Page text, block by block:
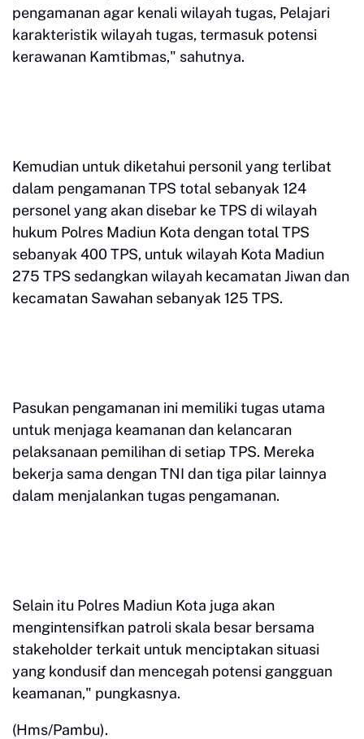
pengamanan agar kenali wilayah tugas, Pelajari
karakteristik wilayah tugas, termasuk potensi
kerawanan Kamtibmas," sahutnya.
Kemudian untuk diketahui personil yang terlibat
dalam pengamanan TPS total sebanyak 124
personel yang akan disebar ke TPS di wilayah
hukum Polres Madiun Kota dengan total TPS
sebanyak 400 TPS, untuk wilayah Kota Madiun
275 TPS sedangkan wilayah kecamatan Jiwan dan
kecamatan Sawahan sebanyak 125 TPS.
Pasukan pengamanan ini memiliki tugas utama
untuk menjaga keamanan dan kelancaran
pelaksanaan pemilihan di setiap TPS. Mereka
bekerja sama dengan TNI dan tiga pilar lainnya
dalam menjalankan tugas pengamanan.
Selain itu Polres Madiun Kota juga akan
mengintensifkan patroli skala besar bersama
stakeholder terkait untuk menciptakan situasi
yang kondusif dan mencegah potensi gangguan
keamanan," pungkasnya.
(Hms/Pambu).